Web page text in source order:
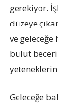
gerekiyor.
düzeye
ve
bulut
Geleceğe